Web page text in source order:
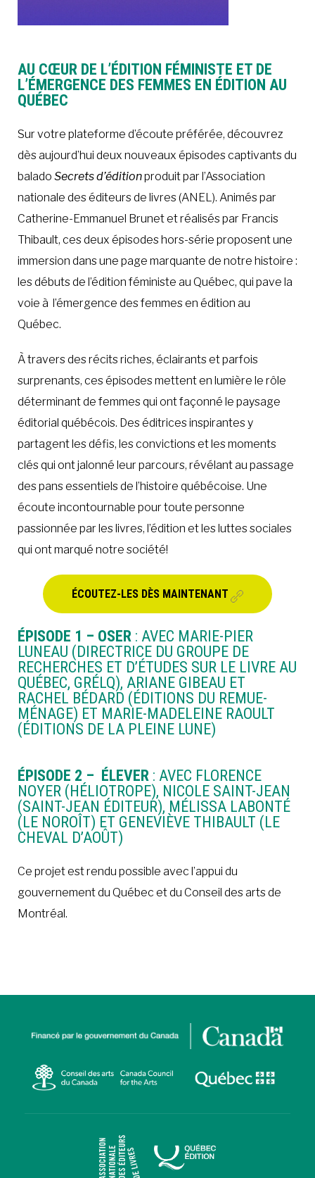
AU CŒUR DE L’ÉDITION FÉMINISTE ET DE
L’ÉMERGENCE DES FEMMES EN ÉDITION AU
QUÉBEC
Sur votre plateforme d’écoute préférée, découvrez
dès aujourd’hui deux nouveaux épisodes captivants du
balado Secrets d’éditionproduit par l’Association
nationale des éditeurs de livres (ANEL). Animés par
Catherine-Emmanuel Brunet et réalisés par Francis
Thibault, ces deux épisodes hors-série proposent une
immersion dans une page marquante de notre histoire :
les débuts de l’édition féministe au Québec, qui pave la
voie à l’émergence des femmes en édition au
Québec.
À travers des récits riches, éclairants et parfois
surprenants, ces épisodes mettent en lumière le rôle
déterminant de femmes qui ont façonné le paysage
éditorial québécois. Des éditrices inspirantes y
partagent les défis, les convictions et les moments
clés qui ont jalonné leur parcours, révélant au passage
des pans essentiels de l’histoire québécoise. Une
écoute incontournable pour toute personne
passionnée par les livres, l’édition et les luttes sociales
qui ont marqué notre société!
ÉCOUTEZ-LES DÈS MAINTENANT
ÉPISODE 1 – OSER : AVEC MARIE-PIER
LUNEAU (DIRECTRICE DU GROUPE DE
RECHERCHES ET D’ÉTUDES SUR LE LIVRE AU
QUÉBEC, GRÉLQ), ARIANE GIBEAU ET
RACHEL BÉDARD (ÉDITIONS DU REMUE-
MÉNAGE) ET MARIE-MADELEINE RAOULT
(ÉDITIONS DE LA PLEINE LUNE)
ÉPISODE 2 – ÉLEVER : AVEC FLORENCE
NOYER (HÉLIOTROPE), NICOLE SAINT-JEAN
(SAINT-JEAN ÉDITEUR), MÉLISSA LABONTÉ
(LE NOROÎT) ET GENEVIÈVE THIBAULT (LE
CHEVAL D’AOÛT)
Ce projet est rendu possible avec l’appui du
gouvernement du Québec et du Conseil des arts de
Montréal.